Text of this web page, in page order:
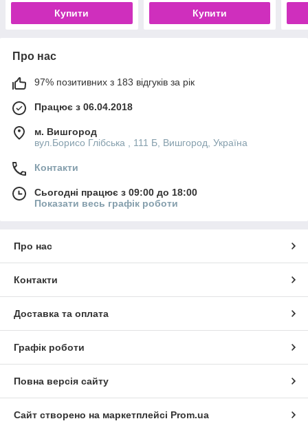
Купити Купити
Про нас
97% позитивних з 183 відгуків за рік
Працює з 06.04.2018
м. Вишгород
вул.Борисо Глібська , 111 Б, Вишгород, Україна
Контакти
Сьогодні працює з 09:00 до 18:00
Показати весь графік роботи
Про нас
Контакти
Доставка та оплата
Графік роботи
Повна версія сайту
Сайт створено на маркетплейсі Prom.ua